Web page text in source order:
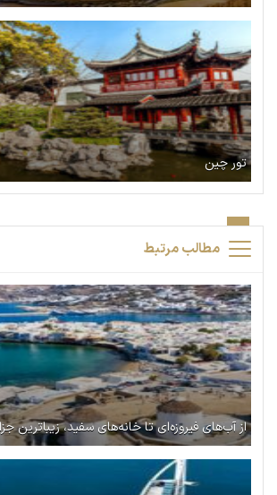
تور چین
مطالب مرتبط
از آب‌های فیروزه‌ای تا خانه‌های سفید، زیباترین